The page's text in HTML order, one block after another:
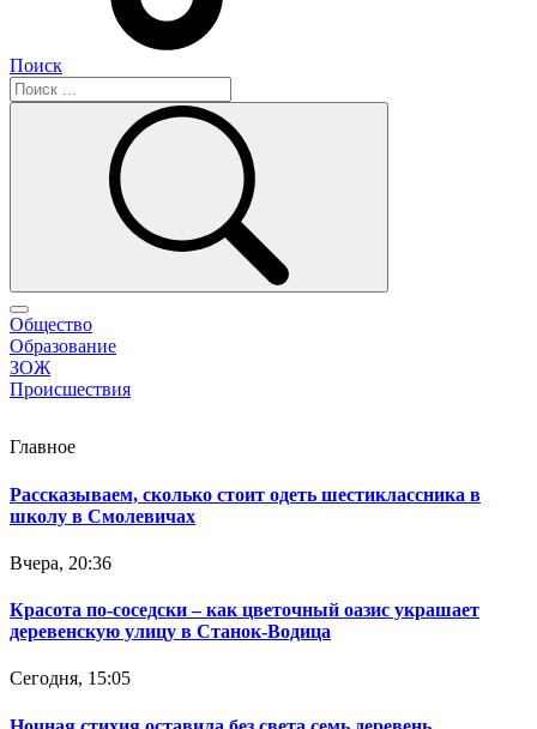
Поиск
Общество
Образование
ЗОЖ
Происшествия
Главное
Рассказываем, сколько стоит одеть шестиклассника в
школу в Смолевичах
Вчера, 20:36
Красота по-соседски – как цветочный оазис украшает
деревенскую улицу в Станок-Водица
Сегодня, 15:05